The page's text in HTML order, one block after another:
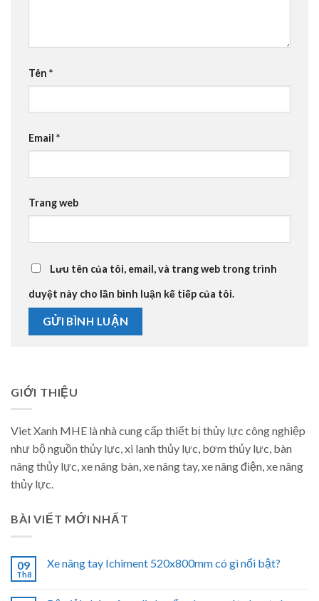
Tên *
Email *
Trang web
Lưu tên của tôi, email, và trang web trong trình
duyệt này cho lần bình luận kế tiếp của tôi.
GIỚI THIỆU
Viet Xanh MHE là nhà cung cấp thiết bị thủy lực công nghiệp
như bộ nguồn thủy lực, xi lanh thủy lực, bơm thủy lực, bàn
nâng thủy lực, xe nâng bàn, xe nâng tay, xe nâng điện, xe nâng
thủy lực.
BÀI VIẾT MỚI NHẤT
09
Th8
Xe nâng tay Ichiment 520x800mm có gì nổi bật?